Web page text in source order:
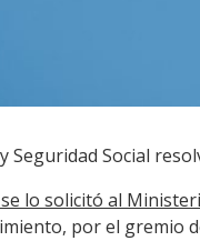
Seguridad Social
lo solicitó al
por el gremio